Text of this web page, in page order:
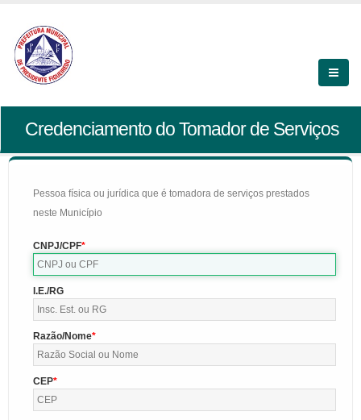
Credenciamento do Tomador de Serviços
Pessoa física ou jurídica que é tomadora de serviços prestados
neste Município
CNPJ/CPF
I.E./RG
Razão/Nome
CEP